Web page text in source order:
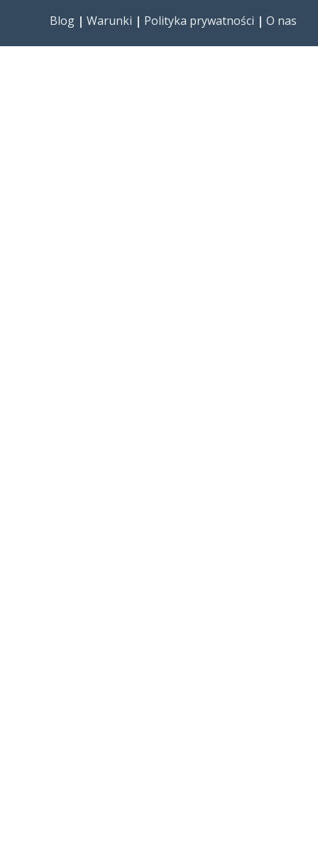
Blog | Warunki | Polityka prywatności | O nas